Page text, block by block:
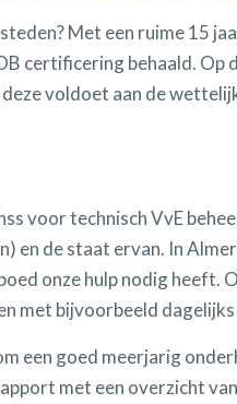
Met een ruime 15
certificering behaald. Op
voldoet aan de
voor technisch VvE
en de staat ervan. In
onze hulp nodig heeft.
met bijvoorbeeld
een goed meerjarig
met een overzicht